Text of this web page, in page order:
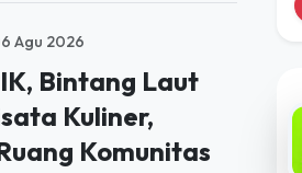
Agu 2026
Bintang Laut
Kuliner,
Komunitas